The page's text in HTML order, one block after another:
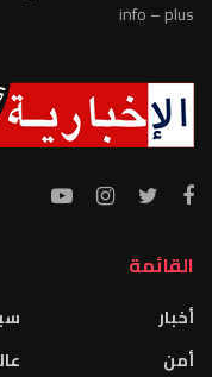
info – plus
القائمة
أخبار
أمن